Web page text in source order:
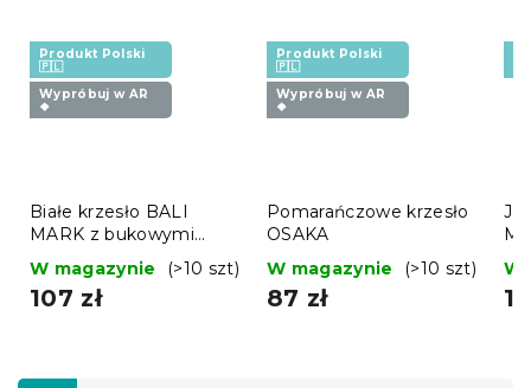
Produkt Polski
🇵🇱
Wypróbuj w AR
❖
Białe krzesło BALI
MARK z bukowymi
W magazynie (>10 szt)
107 zł
Produkt Polski
🇵🇱
Wypróbuj w AR
❖
Pomarańczowe krzesło
OSAKA
W magazynie
(>10 szt)
87 zł
W